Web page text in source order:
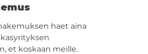
haet aina
et koskaan meille.